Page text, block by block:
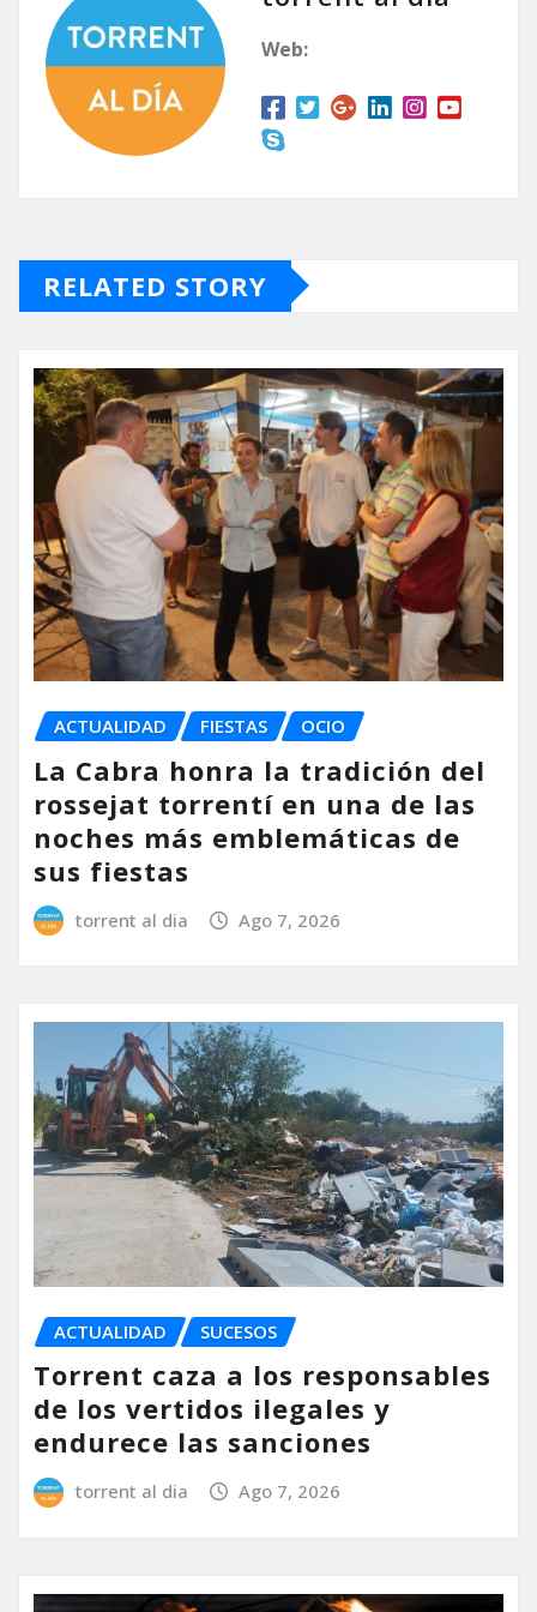
Web:
RELATED STORY
ACTUALIDAD FIESTAS OCIO
La Cabra honra la tradición del
rossejat torrentí en una de las
noches más emblemáticas de
sus fiestas
torrent al dia Ago 7, 2026
ACTUALIDAD SUCESOS
Torrent caza a los responsables
de los vertidos ilegales y
endurece las sanciones
torrent al dia Ago 7, 2026